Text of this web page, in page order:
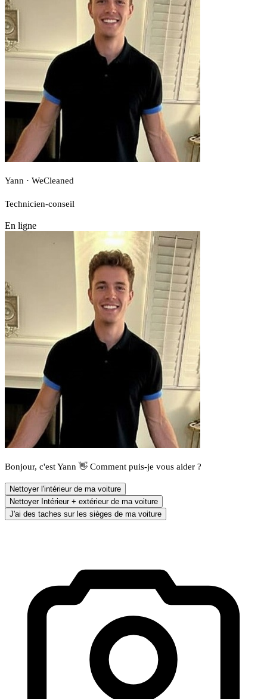
Yann · WeCleaned
Technicien-conseil
En ligne
Bonjour, c'est Yann 👋 Comment puis-je vous aider ?
Nettoyer l'intérieur de ma voiture
Nettoyer Intérieur + extérieur de ma voiture
J'ai des taches sur les sièges de ma voiture